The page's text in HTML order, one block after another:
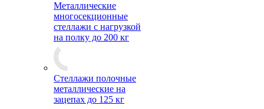
Металлические
многосекционные
стеллажи с нагрузкой
на полку до 200 кг
Стеллажи полочные
металлические на
зацепах до 125 кг